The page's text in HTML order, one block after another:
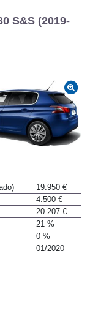
S&S (2019-
19.950 €
4.500 €
20.207 €
21 %
0 %
01/2020